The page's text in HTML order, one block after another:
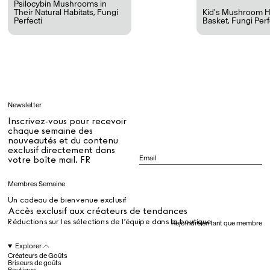
Tous
Dr Stolberg's Daily Habits to Support Your Inner Health
Psilocybin Mushrooms in
Their Natural Habitats, Fungi
Perfecti
Kid's Mushroom
Basket, Fungi
Newsletter
Inscrivez-vous pour recevoir
chaque semaine des
nouveautés et du contenu
exclusif directement dans
votre boîte mail. FR
Membres Semaine
Accès exclusif aux créateurs de tendances
Réductions sur les sélections de l’équipe dans la boutique
Un cadeau de bienvenue exclusif
Rejoindre en tant que membre
Explorer
Créateurs de Goûts
Briseurs de goûts